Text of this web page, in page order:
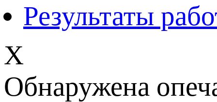
Результаты
Х
Обнаружена